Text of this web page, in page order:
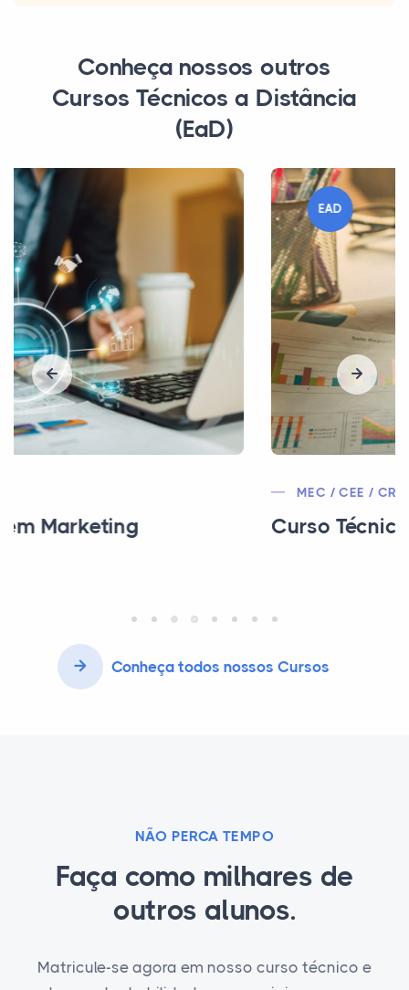
Conheça nossos outros
Cursos Técnicos a Distância
(EaD)
Curso Técnico em Finanças
Conheça todos nossos Cursos
NÃO PERCA TEMPO
Faça como milhares de
outros alunos.
Matricule-se agora em nosso curso técnico e